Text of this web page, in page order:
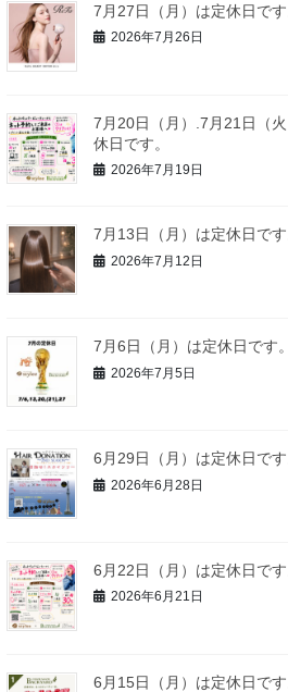
7月27日（月）は定休日です
2026年7月26日
7月20日（月）.7月21日（
休日です。
2026年7月19日
7月13日（月）は定休日です
2026年7月12日
7月6日（月）は定休日です。
2026年7月5日
6月29日（月）は定休日です
2026年6月28日
6月22日（月）は定休日です
2026年6月21日
6月15日（月）は定休日です